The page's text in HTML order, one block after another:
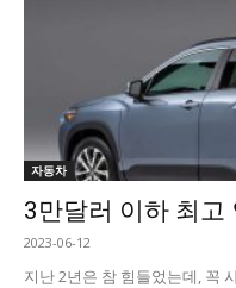
자동차
3만달러 이하 최고
2023-06-12
지난 2년은 참 힘들었는데, 꼭